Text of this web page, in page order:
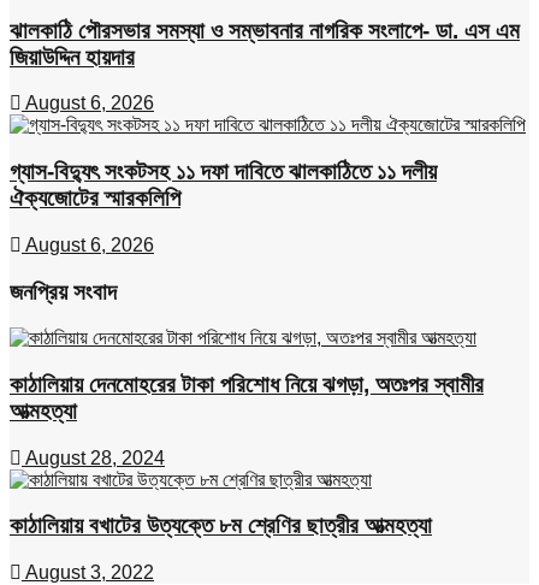
ঝালকাঠি পৌরসভার সমস্যা ও সম্ভাবনার নাগরিক সংলাপে- ডা. এস এম
জিয়াউদ্দিন হায়দার
August 6, 2026
গ্যাস-বিদ্যুৎ সংকটসহ ১১ দফা দাবিতে ঝালকাঠিতে ১১ দলীয়
ঐক্যজোটের স্মারকলিপি
August 6, 2026
জনপ্রিয় সংবাদ
কাঠালিয়ায় দেনমোহরের টাকা পরিশোধ নিয়ে ঝগড়া, অতঃপর স্বামীর
আত্মহত্যা
August 28, 2024
কাঠালিয়ায় বখাটের উত্যক্তে ৮ম শ্রেণির ছাত্রীর আত্মহত্যা
August 3, 2022